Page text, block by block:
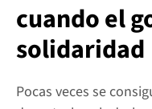
cuando el
solidaridad
Pocas veces se